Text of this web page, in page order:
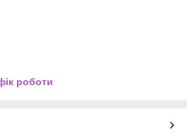
роботи